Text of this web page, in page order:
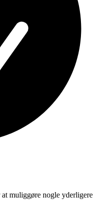
muliggøre nogle yderligere